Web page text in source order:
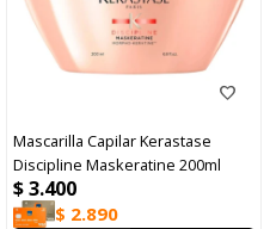
Mascarilla Capilar Kerastase
Discipline Maskeratine 200ml
$3.400
$ 2.890